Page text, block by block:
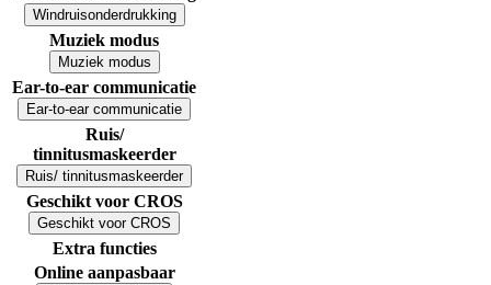
Windruisonderdrukking
Muziek modus
Muziek modus
Ear-to-ear communicatie
Ear-to-ear communicatie
Ruis/
tinnitusmaskeerder
Ruis/ tinnitusmaskeerder
Geschikt voor CROS
Geschikt voor CROS
Extra functies
Online aanpasbaar